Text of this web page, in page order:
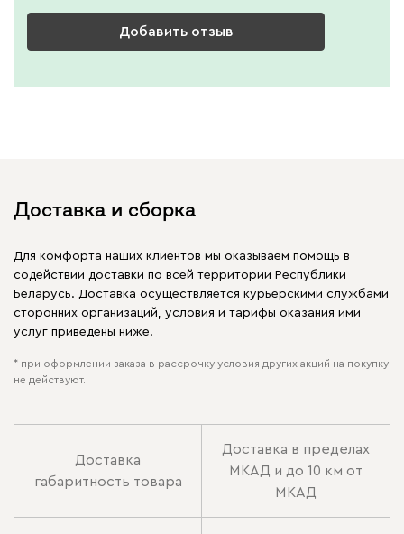
Добавить отзыв
Доставка и сборка
Для комфорта наших клиентов мы оказываем помощь в
содействии доставки по всей территории Республики
Беларусь. Доставка осуществляется курьерскими службами
сторонних организаций, условия и тарифы оказания ими
услуг приведены ниже.
* при оформлении заказа в рассрочку условия других акций на покупку
не действуют.
Доставка
габаритность товара
Доставка в пределах
МКАД и до 10 км от
МКАД